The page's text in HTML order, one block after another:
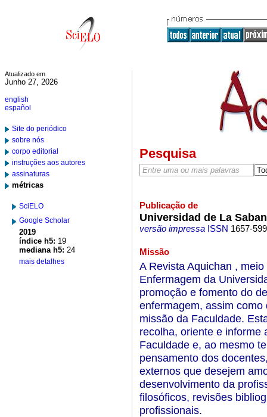
Atualizado em
Junho 27, 2026
english
español
Site do periódico
sobre nós
corpo editorial
instruções aos autores
assinaturas
métricas
SciELO
Google Scholar
2019
índice h5: 19
mediana h5: 24
mais detalhes
Pesquisa
Publicação de
Universidad de La
versão impressaISSN 1657-
Missão
A Revista Aquichan ,
Enfermagem da
promoção e fomento do
enfermagem, assim
missão da Faculdade.
recolha, oriente e informe
Faculdade e, ao mesmo
pensamento dos
externos que desejem
desenvolvimento da
filosóficos, revisões
profissionais.